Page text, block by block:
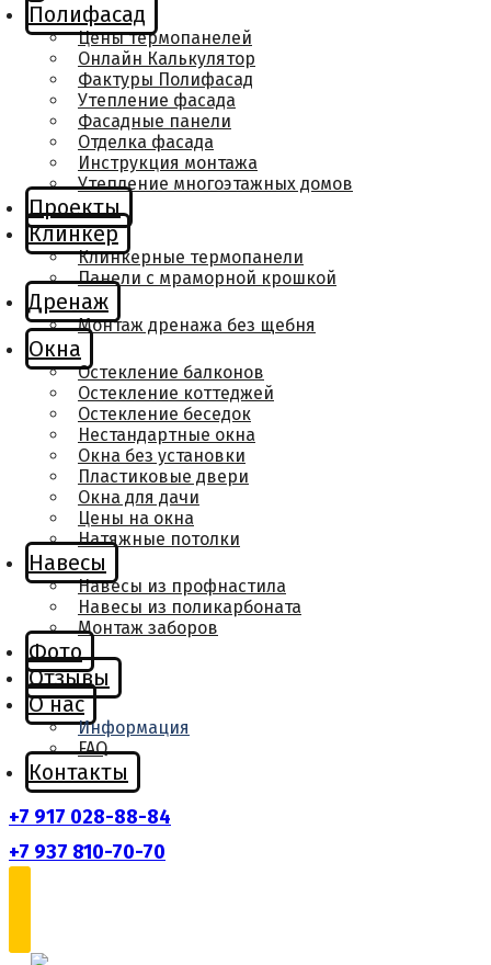
Полифасад
Цены термопанелей
Онлайн Калькулятор
Фактуры Полифасад
Утепление фасада
Фасадные панели
Отделка фасада
Инструкция монтажа
Утепление многоэтажных домов
Проекты
Клинкер
Клинкерные термопанели
Панели с мраморной крошкой
Дренаж
Монтаж дренажа без щебня
Окна
Остекление балконов
Остекление коттеджей
Остекление беседок
Нестандартные окна
Окна без установки
Пластиковые двери
Окна для дачи
Цены на окна
Натяжные потолки
Навесы
Навесы из профнастила
Навесы из поликарбоната
Монтаж заборов
Фото
Отзывы
О нас
Информация
FAQ
Контакты
+7 917 028-88-84
+7 937 810-70-70